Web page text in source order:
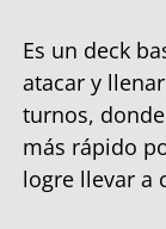
Es un deck
atacar y
turnos,
más rápido
logre llevar a